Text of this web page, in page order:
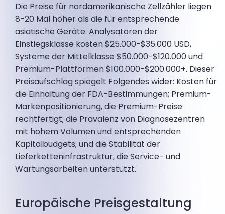
Die Preise für nordamerikanische Zellzähler liegen
8-20 Mal höher als die für entsprechende
asiatische Geräte. Analysatoren der
Einstiegsklasse kosten $25.000-$35.000 USD,
Systeme der Mittelklasse $50.000-$120.000 und
Premium-Plattformen $100.000-$200.000+. Dieser
Preisaufschlag spiegelt Folgendes wider: Kosten für
die Einhaltung der FDA-Bestimmungen; Premium-
Markenpositionierung, die Premium-Preise
rechtfertigt; die Prävalenz von Diagnosezentren
mit hohem Volumen und entsprechenden
Kapitalbudgets; und die Stabilität der
Lieferketteninfrastruktur, die Service- und
Wartungsarbeiten unterstützt.
Europäische Preisgestaltung